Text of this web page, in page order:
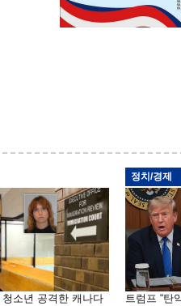
청소년 공격한 캐나다
정치/경제
트럼프 “탄